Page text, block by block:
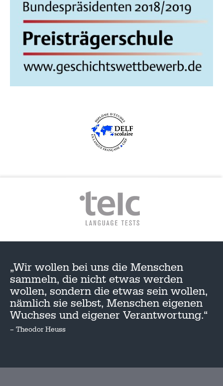
„Wir wollen bei uns die Menschen
sammeln, die nicht etwas werden
wollen, sondern die etwas sein wollen,
nämlich sie selbst, Menschen eigenen
Wuchses und eigener Verantwortung.“
– Theodor Heuss